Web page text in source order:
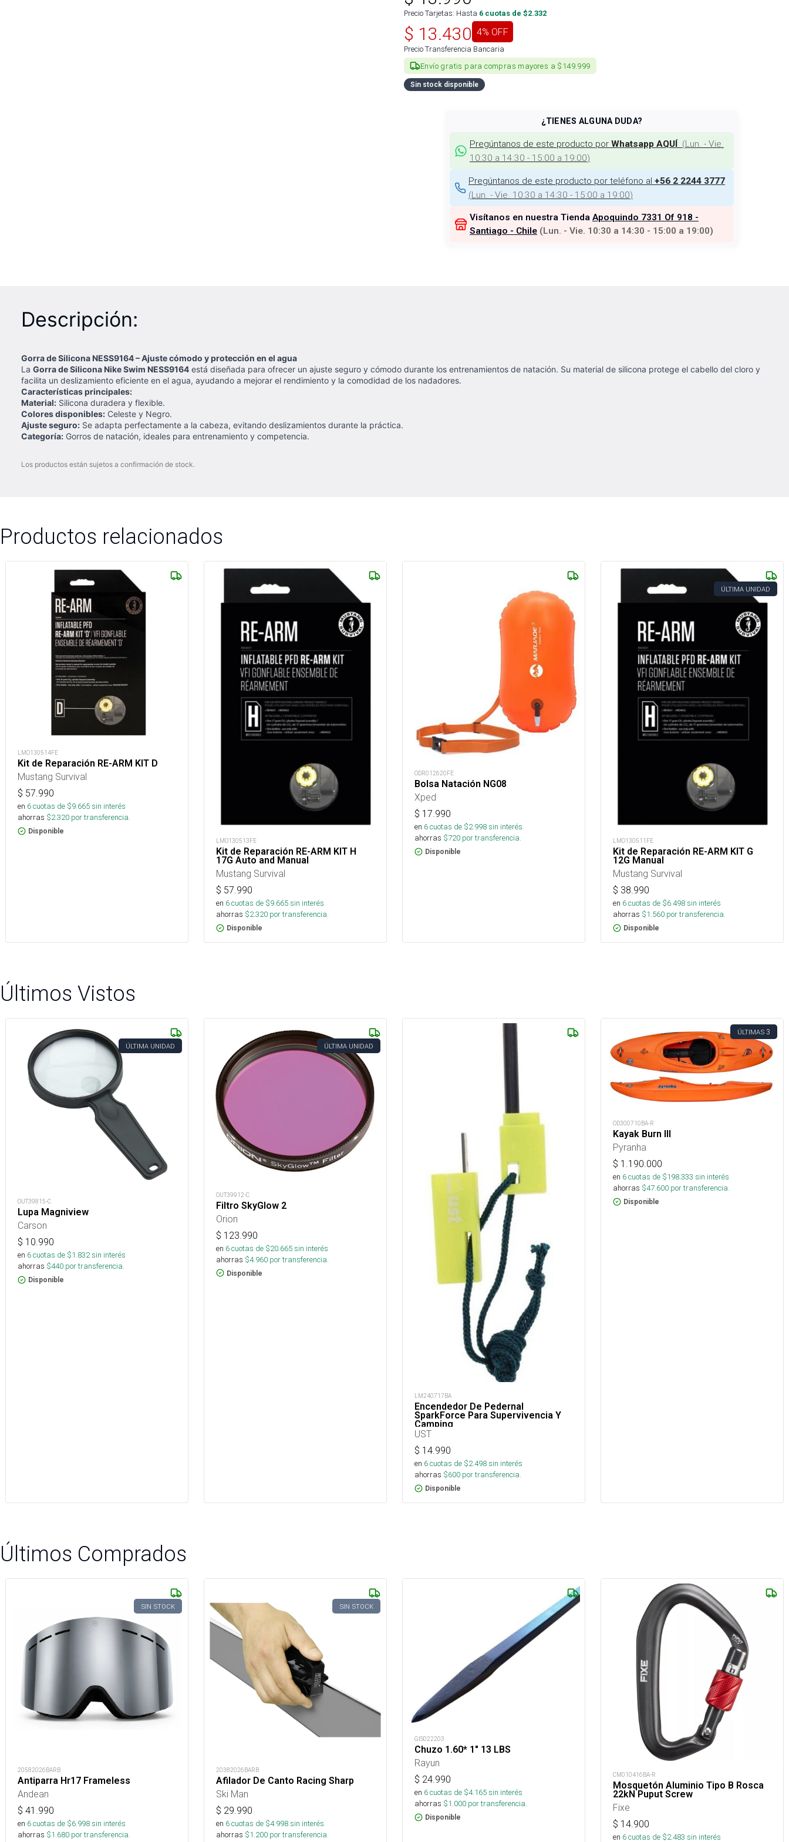
Precio Tarjetas: Hasta 6 cuotas de $2.332
$ 13.430 4% OFF
Precio Transferencia Bancaria
Envío gratis para compras mayores a $149.999
Sin stock disponible
¿TIENES ALGUNA DUDA?
Pregúntanos de este producto por Whatsapp AQUÍ (Lun. - Vie.
10:30 a 14:30 - 15:00 a 19:00)
Pregúntanos de este producto por teléfono al +56 2 2244 3777
(Lun. - Vie. 10:30 a 14:30 - 15:00 a 19:00)
Visítanos en nuestra Tienda Apoquindo 7331 Of 918 -
Santiago - Chile (Lun. - Vie. 10:30 a 14:30 - 15:00 a 19:00)
Descripción:
Gorra de Silicona NESS9164 – Ajuste cómodo y protección en el agua
La Gorra de Silicona Nike Swim NESS9164 está diseñada para ofrecer un ajuste seguro y cómodo durante los entrenamientos de natación. Su material de silicona protege el cabello del cloro y
facilita un deslizamiento eficiente en el agua, ayudando a mejorar el rendimiento y la comodidad de los nadadores.
Características principales:
Material: Silicona duradera y flexible.
Colores disponibles: Celeste y Negro.
Ajuste seguro: Se adapta perfectamente a la cabeza, evitando deslizamientos durante la práctica.
Categoría: Gorros de natación, ideales para entrenamiento y competencia.
Los productos están sujetos a confirmación de stock.
Productos relacionados
LMO130514FE
Kit de Reparación RE-ARM KIT D
Mustang Survival
$ 57.990
en 6cuotas de $9.665sin interés
ahorras $2.320 por transferencia.
Disponible
LMO130513FE
Kit de Reparación RE-ARM KIT H
17G Auto and Manual
Mustang Survival
$ 57.990
en 6cuotas de $9.665sin interés
ahorras $2.320 por transferencia.
Disponible
ODR012620FE
Bolsa Natación NG08
Xped
$ 17.990
en 6cuotas de $2.998sin interés
ahorras $720 por transferencia.
Disponible
ÚLTIMA UNIDAD
LMO130511FE
Kit de Reparación RE-ARM KIT G
12G Manual
Mustang Survival
$ 38.990
en 6cuotas de $6.498sin interés
ahorras $1.560 por transferencia.
Disponible
Últimos Vistos
ÚLTIMA UNIDAD
OUT39815-C
Lupa Magniview
Carson
$ 10.990
en 6cuotas de $1.832sin interés
ahorras $440 por transferencia.
Disponible
ÚLTIMA UNIDAD
OUT39912-C
Filtro SkyGlow 2
Orion
$ 123.990
en 6cuotas de $20.665sin interés
ahorras $4.960 por transferencia.
Disponible
LM240717BA
Encendedor De Pedernal
SparkForce Para Supervivencia Y
Camping
UST
$ 14.990
en 6cuotas de $2.498sin interés
ahorras $600 por transferencia.
Disponible
ÚLTIMAS 3
OD300710BA-R
Kayak Burn III
Pyranha
$ 1.190.000
en 6cuotas de $198.333 sin interés
ahorras $47.600 por transferencia.
Disponible
Últimos Comprados
SIN STOCK
20582026BARB
Antiparra Hr17 Frameless
Andean
$ 41.990
en 6cuotas de $6.998sin interés
ahorras $1.680 por transferencia.
SIN STOCK
20382026BARB
Afilador De Canto Racing Sharp
Ski Man
$ 29.990
en 6cuotas de $4.998sin interés
ahorras $1.200 por transferencia.
GIS022203
Chuzo 1.60* 1" 13 LBS
Rayun
$ 24.990
en 6cuotas de $4.165sin interés
ahorras $1.000 por transferencia.
Disponible
CM010416BA-R
Mosquetón Aluminio Tipo B Rosca
22kN Puput Screw
Fixe
$ 14.900
en 6cuotas de $2.483 sin interés